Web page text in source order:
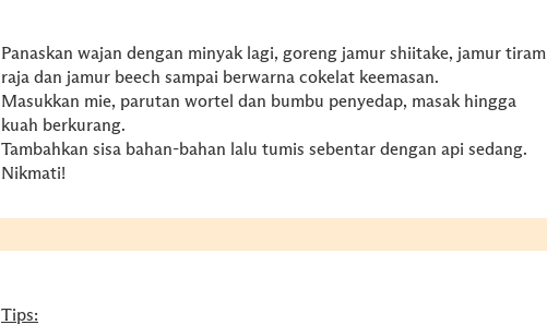
Panaskan wajan dengan minyak lagi, goreng jamur shiitake, jamur tiram
raja dan jamur beech sampai berwarna cokelat keemasan.
Masukkan mie, parutan wortel dan bumbu penyedap, masak hingga
kuah berkurang.
Tambahkan sisa bahan-bahan lalu tumis sebentar dengan api sedang.
Nikmati!
Tips: